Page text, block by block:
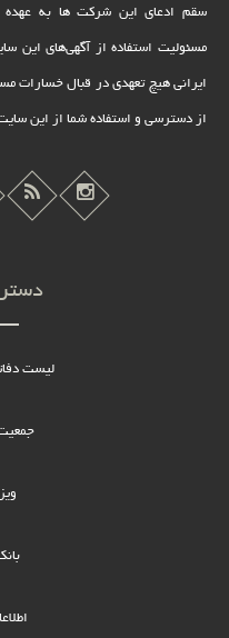
سقم ادعای این شرکت ها به عهده
مسئولیت استفاده از آگهی‌های این
ایرانی هیچ تعهدى در قبال خسارات
از دسترسى و استفاده شما از این
لیست
جمعیت